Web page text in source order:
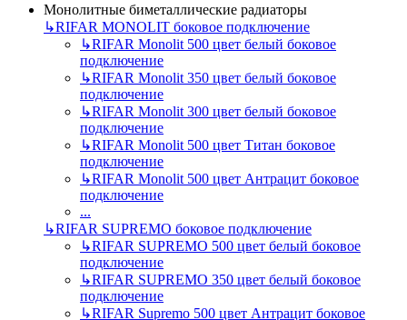
Монолитные биметаллические радиаторы
↳RIFAR MONOLIT боковое подключение
↳RIFAR Monolit 500 цвет белый боковое
подключение
↳RIFAR Monolit 350 цвет белый боковое
подключение
↳RIFAR Monolit 300 цвет белый боковое
подключение
↳RIFAR Monolit 500 цвет Титан боковое
подключение
↳RIFAR Monolit 500 цвет Антрацит боковое
подключение
...
↳RIFAR SUPREMO боковое подключение
↳RIFAR SUPREMO 500 цвет белый боковое
подключение
↳RIFAR SUPREMO 350 цвет белый боковое
подключение
↳RIFAR Supremo 500 цвет Антрацит боковое